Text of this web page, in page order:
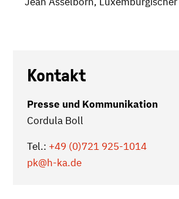
Kontakt
Presse und Kommunikation
Cordula Boll
Tel.: +49 (0)721 925-1014
pk@h-ka.de